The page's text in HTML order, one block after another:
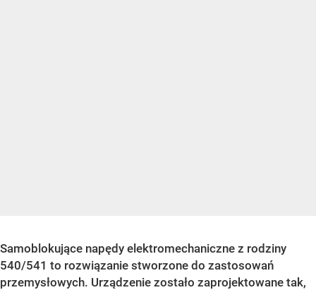
Samoblokujące napędy elektromechaniczne z rodziny
540/541 to rozwiązanie stworzone do zastosowań
przemysłowych. Urządzenie zostało zaprojektowane tak,